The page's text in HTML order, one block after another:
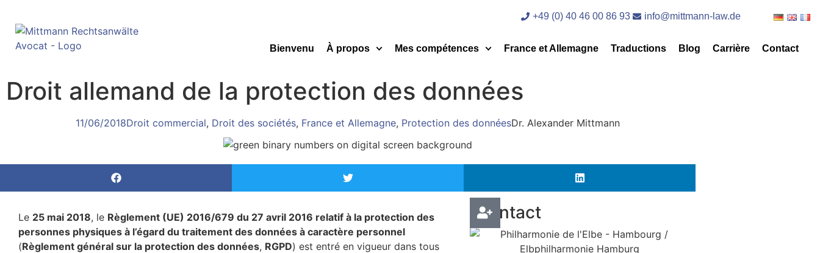
+49 (0) 40 46 00 86 93 info@mittmann-law.de
Bienvenu À propos Mes compétences France et Allemagne Traductions Blog Carrière Contact
Droit allemand de la protection des données
11/06/2018Droit commercial, Droit des sociétés, France et Allemagne, Protection des donnéesDr. Alexander Mittmann
Le 25 mai 2018, le Règlement (UE) 2016/679 du 27 avril 2016 relatif à la protection des
personnes physiques à l’égard du traitement des données à caractère personnel
(Règlement général sur la protection des données, RGPD) est entré en vigueur dans tous
Contact